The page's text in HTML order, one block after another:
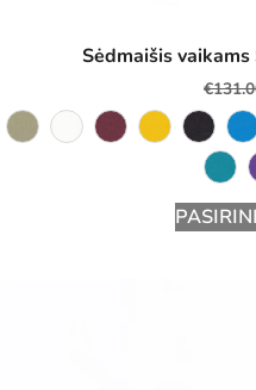
Sėdmaišis vaikams
€